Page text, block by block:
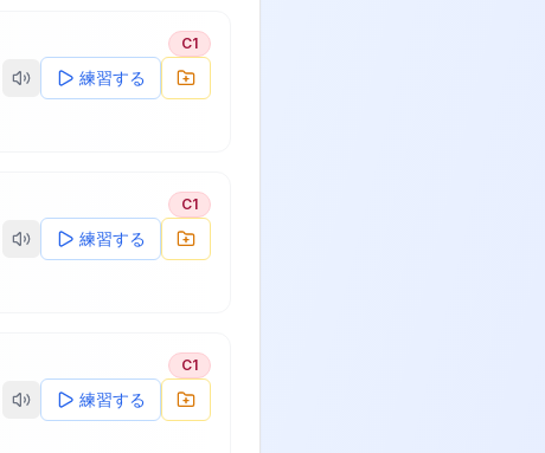
C1
練習する
C1
練習する
C1
練習する